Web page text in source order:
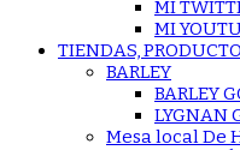
MI
MI
TIENDAS,
BARLEY
BARLEY
LYGNAN
Mesa local De